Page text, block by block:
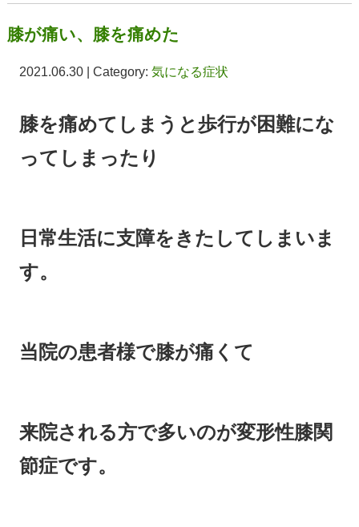
膝が痛い、膝を痛めた
2021.06.30 | Category: 気になる症状
膝を痛めてしまうと歩行が困難にな
ってしまったり
日常生活に支障をきたしてしまいま
す。
当院の患者様で膝が痛くて
来院される方で多いのが変形性膝関
節症です。